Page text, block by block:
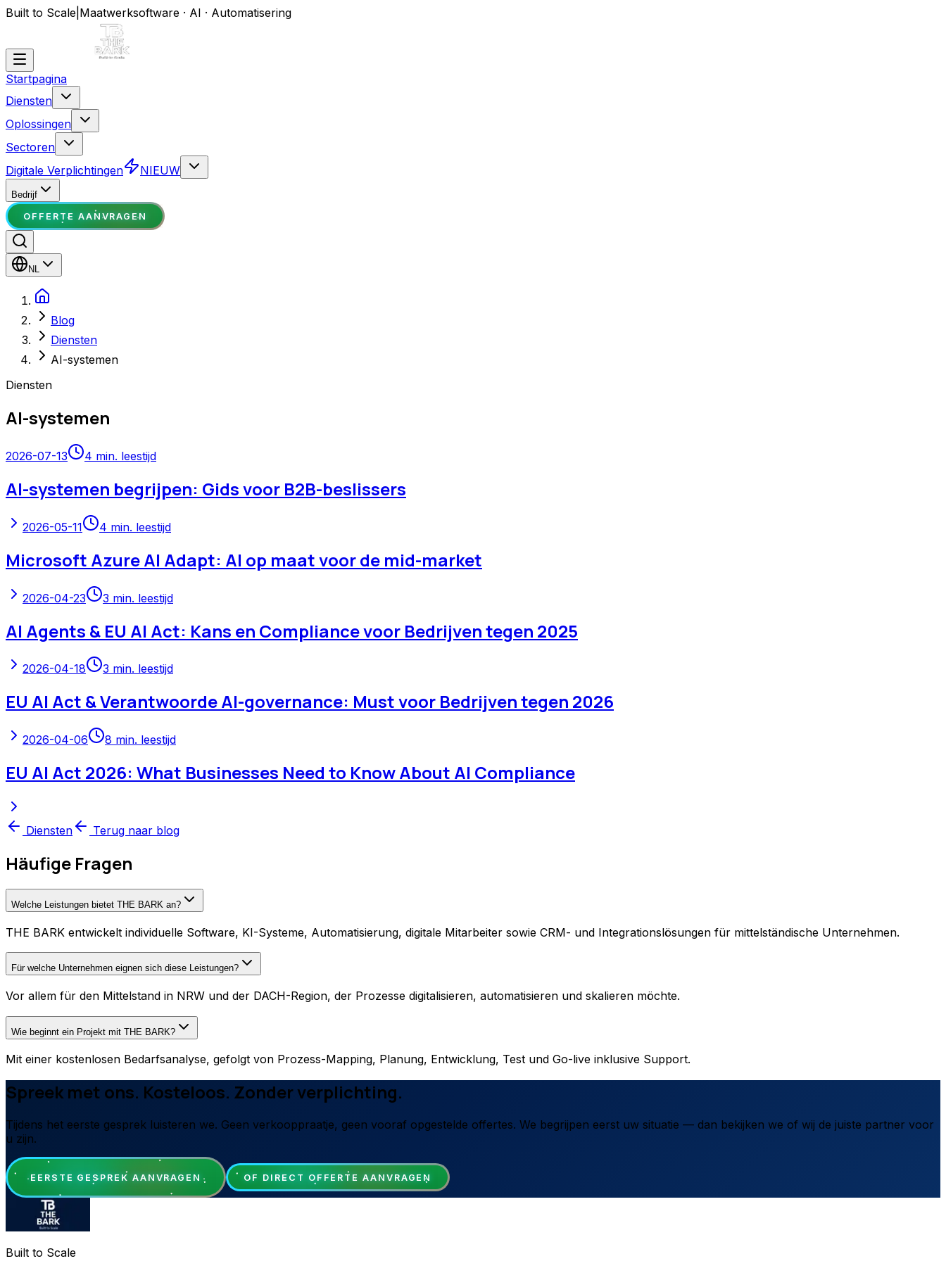
Built to Scale Maatwerksoftware · AI · Automatisering
Startpagina
Diensten
Oplossingen
Sectoren
Digitale Verplichtingen
NIEUW
Bedrijf
OFFERTE AANVRAGEN
NL
Blog
Diensten
AI-systemen
Diensten
AI-systemen
2026-07-13 4 min. leestijd
AI-systemen begrijpen: Gids voor B2B-beslissers
2026-05-11 4 min. leestijd
Microsoft Azure AI Adapt: AI op maat voor de mid-market
2026-04-23 3 min. leestijd
AI Agents & EU AI Act: Kans en Compliance voor Bedrijven tegen 2025
2026-04-18 3 min. leestijd
EU AI Act & Verantwoorde AI-governance: Must voor Bedrijven tegen 2026
2026-04-06 8 min. leestijd
EU AI Act 2026: What Businesses Need to Know About AI Compliance
Diensten Terug naar blog
Häufige Fragen
Welche Leistungen bietet THE BARK an?
THE BARK entwickelt individuelle Software, KI-Systeme, Automatisierung, digitale Mitarbeiter sowie CRM- und Integrationslösungen für mittelständische Unternehmen.
Für welche Unternehmen eignen sich diese Leistungen?
Vor allem für den Mittelstand in NRW und der DACH-Region, der Prozesse digitalisieren, automatisieren und skalieren möchte.
Wie beginnt ein Projekt mit THE BARK?
Mit einer kostenlosen Bedarfsanalyse, gefolgt von Prozess-Mapping, Planung, Entwicklung, Test und Go-live inklusive Support.
Spreek met ons. Kosteloos. Zonder verplichting.
Tijdens het eerste gesprek luisteren we. Geen verkooppraatje, geen vooraf opgestelde offertes. We begrijpen eerst uw situatie — dan bekijken we of wij de juiste partner voor
u zijn.
EERSTE GESPREK AANVRAGEN OF DIRECT OFFERTE AANVRAGEN
Built to Scale